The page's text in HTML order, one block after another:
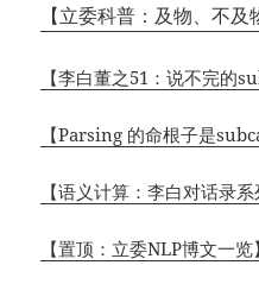
【立委科普：及物、不
【李白董之51：说不完的
【Parsing 的命根子是
【语义计算：李白对话录系
【置顶：立委NLP博文一览】